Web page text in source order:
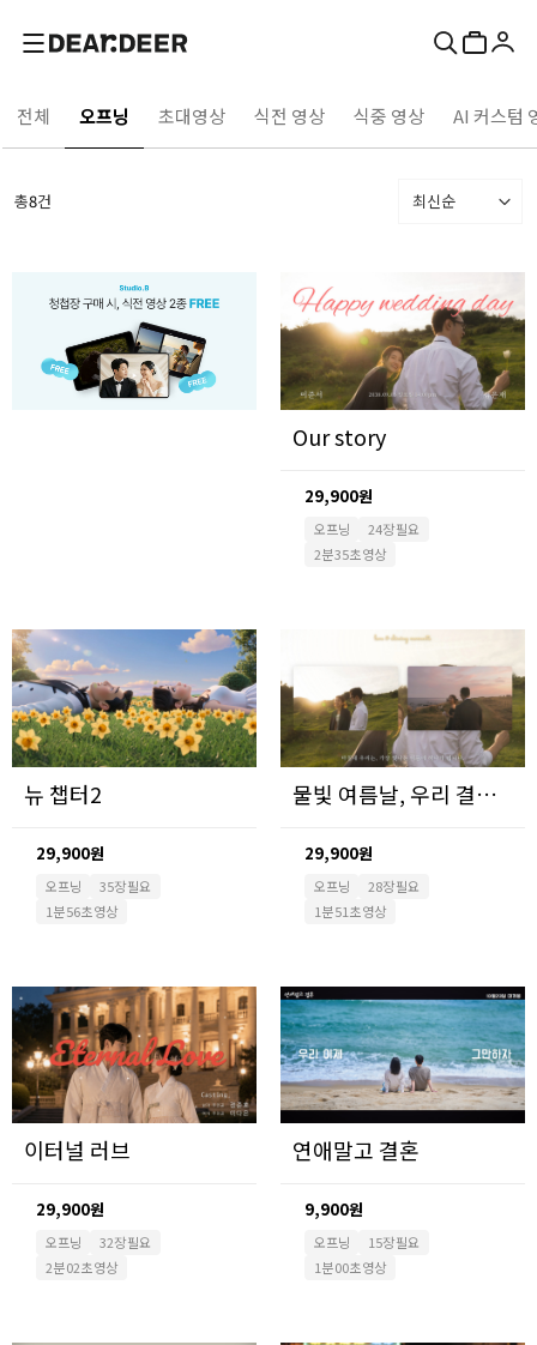
전체 오프닝 초대영상 식전 영상 식중 영상 AI 커스텀
총8건 최신순
Our story
29,900원
오프닝
24장 필요
2분 35초 영상
뉴 챕터2
29,900원
오프닝
35장 필요
1분 56초 영상
물빛 여름날, 우리 결혼합니다.
29,900원
오프닝
28장 필요
1분 51초 영상
이터널 러브
29,900원
오프닝
32장 필요
2분 02초 영상
연애말고 결혼
9,900원
오프닝
15장 필요
1분 00초 영상